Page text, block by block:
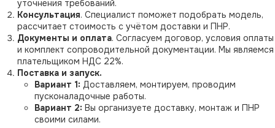
уточнения требований.
Консультация. Специалист поможет подобрать модель,
рассчитает стоимость с учётом доставки и ПНР.
Документы и оплата. Согласуем договор, условия оплаты
и комплект сопроводительной документации. Мы являемся
плательщиком НДС 22%.
Поставка и запуск.
Вариант 1: Доставляем, монтируем, проводим
пусконаладочные работы.
Вариант 2: Вы организуете доставку, монтаж и ПНР
своими силами.